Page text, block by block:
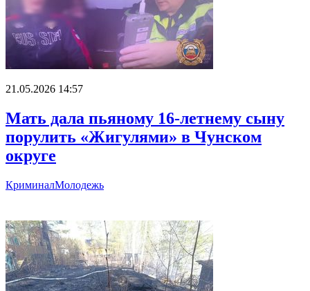
21.05.2026 14:57
Мать дала пьяному 16-летнему сыну
порулить «Жигулями» в Чунском
округе
КриминалМолодежь